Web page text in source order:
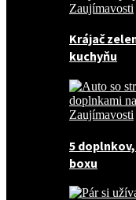
Zaujímavosti
Krájač
kuchyňu
Zaujímavosti
5
boxu